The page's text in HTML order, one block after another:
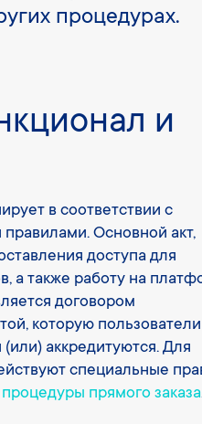
процедурах.
и
в соответствии с
Основной акт,
доступа для
а также работу на
договором
которую пользователи
(или) аккредитуются. Для
специальные
прямого заказа